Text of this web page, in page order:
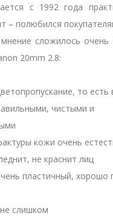
с 1992 года
– полюбился
сложилось очень
20mm 2.8:
то есть
чистыми и
кожи очень
не краснит лиц
пластичный, хорошо
слишком